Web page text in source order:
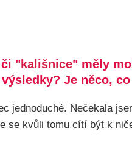
či "kališnice" měly
Je něco,
jednoduché. Nečekala
se kvůli tomu cítí být k